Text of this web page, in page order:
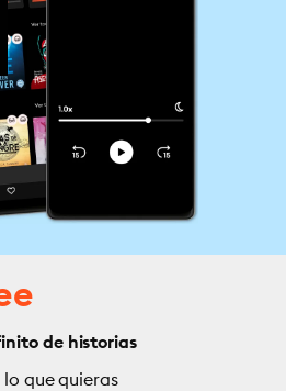
de historias
que quieras